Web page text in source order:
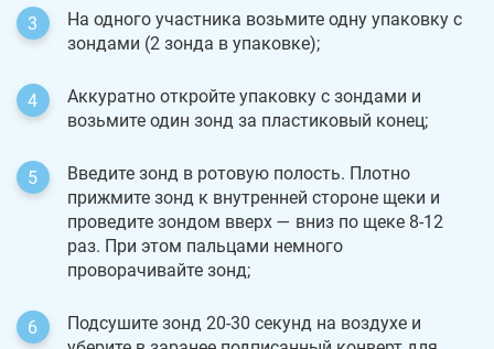
На одного участника возьмите одну упаковку с
зондами (2 зонда в упаковке);
Аккуратно откройте упаковку с зондами и
возьмите один зонд за пластиковый конец;
Введите зонд в ротовую полость. Плотно
прижмите зонд к внутренней стороне щеки и
проведите зондом вверх — вниз по щеке 8-12
раз. При этом пальцами немного
проворачивайте зонд;
Подсушите зонд 20-30 секунд на воздухе и